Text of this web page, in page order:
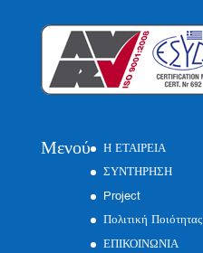
Μενού
Η ΕΤΑΙΡΕΙΑ
ΣΥΝΤΗΡΗΣΗ
Project
Πολιτική Ποιότητας
ΕΠΙΚΟΙΝΩΝΙΑ